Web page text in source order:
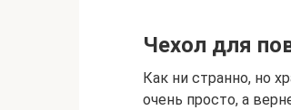
Чехол для
Как ни странно, но
очень просто, а